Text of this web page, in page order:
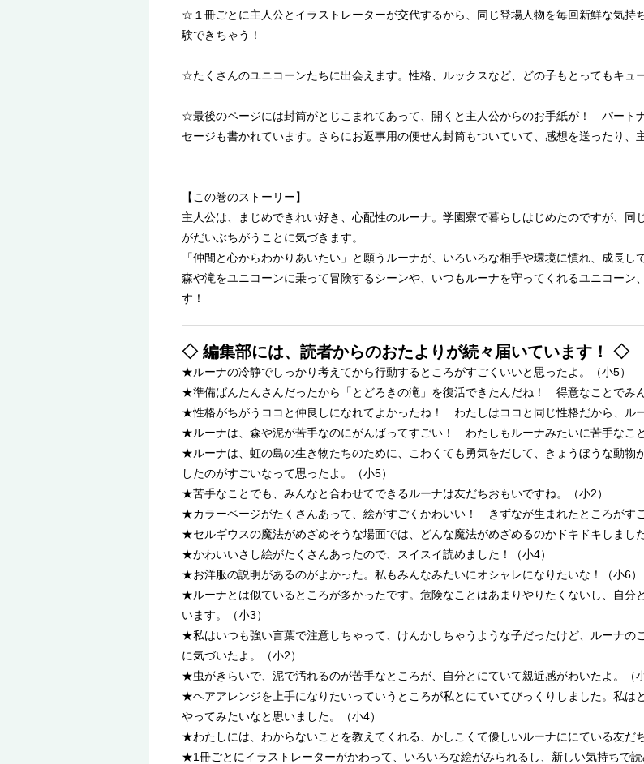
☆１冊ごとに主人公とイラストレーターが交代するから、同じ登場人物を毎回新鮮な気
験できちゃう！
☆たくさんのユニコーンたちに出会えます。性格、ルックスなど、どの子もとってもキュ
☆最後のページには封筒がとじこまれてあって、開くと主人公からのお手紙が！ パート
セージも書かれています。さらにお返事用の便せん封筒もついていて、感想を送ったり、
【この巻のストーリー】
主人公は、まじめできれい好き、心配性のルーナ。学園寮で暮らしはじめたのですが、
がだいぶちがうことに気づきます。
「仲間と心からわかりあいたい」と願うルーナが、いろいろな相手や環境に慣れ、成長し
森や滝をユニコーンに乗って冒険するシーンや、いつもルーナを守ってくれるユニコー
す！
◇ 編集部には、読者からのおたよりが続々届いています！ ◇
★ルーナの冷静でしっかり考えてから行動するところがすごくいいと思ったよ。（小5）
★準備ばんたんさんだったから「とどろきの滝」を復活できたんだね！ 得意なことでみ
★性格がちがうココと仲良しになれてよかったね！ わたしはココと同じ性格だから、ル
★ルーナは、森や泥が苦手なのにがんばってすごい！ わたしもルーナみたいに苦手なこ
★ルーナは、虹の島の生き物たちのために、こわくても勇気をだして、きょうぼうな動物
したのがすごいなって思ったよ。（小5）
★苦手なことでも、みんなと合わせてできるルーナは友だちおもいですね。（小2）
★カラーページがたくさんあって、絵がすごくかわいい！ きずなが生まれたところがす
★セルギウスの魔法がめざめそうな場面では、どんな魔法がめざめるのかドキドキしまし
★かわいいさし絵がたくさんあったので、スイスイ読めました！（小4）
★お洋服の説明があるのがよかった。私もみんなみたいにオシャレになりたいな！（小6）
★ルーナとは似ているところが多かったです。危険なことはあまりやりたくないし、自分
います。（小3）
★私はいつも強い言葉で注意しちゃって、けんかしちゃうような子だったけど、ルーナの
に気づいたよ。（小2）
★虫がきらいで、泥で汚れるのが苦手なところが、自分とにていて親近感がわいたよ。（小
★ヘアアレンジを上手になりたいっていうところが私とにていてびっくりしました。私は
やってみたいなと思いました。（小4）
★わたしには、わからないことを教えてくれる、かしこくて優しいルーナににている友だ
★1冊ごとにイラストレーターがかわって、いろいろな絵がみられるし、新しい気持ちで読